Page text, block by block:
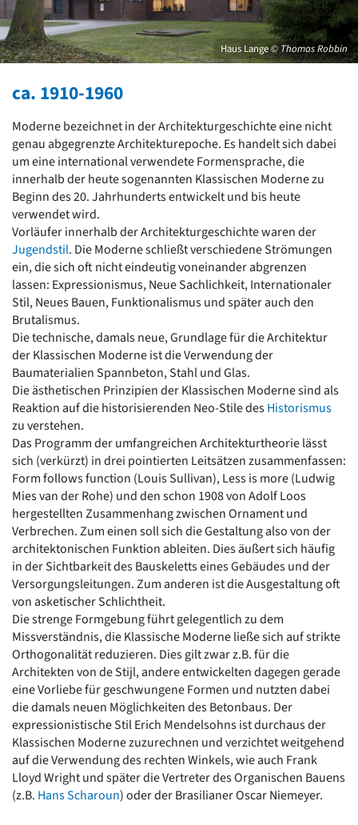
David Chipperfield
Harald Deilmann
Gottfried Böhm
Schneider von Esleben
Auszeichnung vorbildlicher Bauten NRW 2020
Epochen
Gesamtübersicht...
Gegenwart
Postmoderne
1950er-70er Jahre
Moderne
Reformarchitektur
Jugendstil
Historismus
Klassizismus
Barock
Renaissance
Gotik
Romanik
Vorromanik
Römische Antike
Über uns
Über baukunst-nrw
Fachbeirat
Freunde & Förderer
Kontakt
Impressum
Datenschutz
Suchbegriff eingeben
Haus Lange© Thomas Robbin
ca. 1910-1960
Moderne bezeichnet in der Architekturgeschichte eine nicht
genau abgegrenzte Architekturepoche. Es handelt sich dabei
um eine international verwendete Formensprache, die
innerhalb der heute sogenannten Klassischen Moderne zu
Beginn des 20. Jahrhunderts entwickelt und bis heute
verwendet wird.
Vorläufer innerhalb der Architekturgeschichte waren der
Jugendstil. Die Moderne schließt verschiedene Strömungen
ein, die sich oft nicht eindeutig voneinander abgrenzen
lassen: Expressionismus, Neue Sachlichkeit, Internationaler
Stil, Neues Bauen, Funktionalismus und später auch den
Brutalismus.
Die technische, damals neue, Grundlage für die Architektur
der Klassischen Moderne ist die Verwendung der
Baumaterialien Spannbeton, Stahl und Glas.
Die ästhetischen Prinzipien der Klassischen Moderne sind als
Reaktion auf die historisierenden Neo-Stile desHistorismus
zu verstehen.
Das Programm der umfangreichen Architekturtheorie lässt
sich (verkürzt) in drei pointierten Leitsätzen zusammenfassen:
Form follows function (Louis Sullivan), Less is more (Ludwig
Mies van der Rohe) und den schon 1908 von Adolf Loos
hergestellten Zusammenhang zwischen Ornament und
Verbrechen. Zum einen soll sich die Gestaltung also von der
architektonischen Funktion ableiten. Dies äußert sich häufig
in der Sichtbarkeit des Bauskeletts eines Gebäudes und der
Versorgungsleitungen. Zum anderen ist die Ausgestaltung oft
von asketischer Schlichtheit.
Die strenge Formgebung führt gelegentlich zu dem
Missverständnis, die Klassische Moderne ließe sich auf strikte
Orthogonalität reduzieren. Dies gilt zwar z.B. für die
Architekten von de Stijl, andere entwickelten dagegen gerade
eine Vorliebe für geschwungene Formen und nutzten dabei
die damals neuen Möglichkeiten des Betonbaus. Der
expressionistische Stil Erich Mendelsohns ist durchaus der
Klassischen Moderne zuzurechnen und verzichtet weitgehend
auf die Verwendung des rechten Winkels, wie auch Frank
Lloyd Wright und später die Vertreter des Organischen Bauens
(z.B. Hans Scharoun) oder der Brasilianer Oscar Niemeyer.